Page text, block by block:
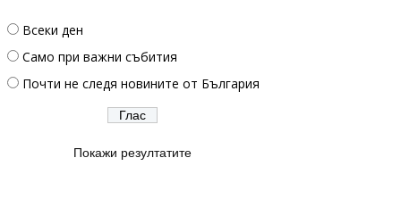
Всеки ден
Само при важни събития
Почти не следя новините от България
Покажи резултатите